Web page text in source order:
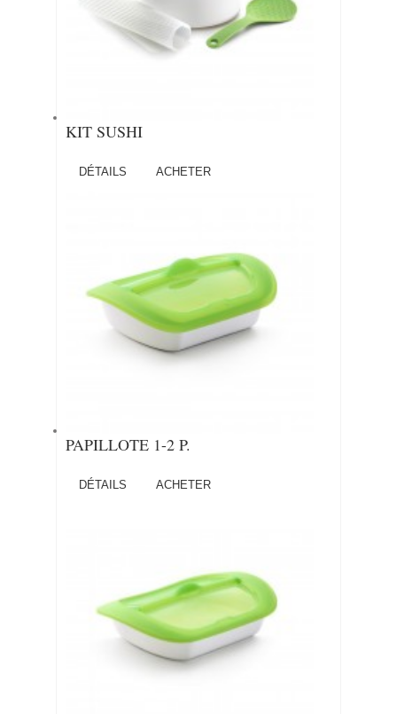
KIT SUSHI
DÉTAILS ACHETER
PAPILLOTE 1-2 P.
DÉTAILS ACHETER